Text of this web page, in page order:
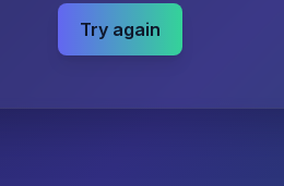
Try again